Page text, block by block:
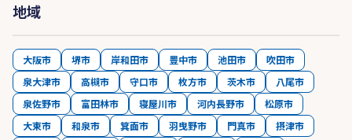
地域
大阪市 堺市 岸和田市 豊中市 池田市
吹田市
泉大津市
高槻市 守口市 枚方市 茨木市
八尾市
泉佐野市
富田林市 寝屋川市 河内長野市
松原市
大東市
和泉市 箕面市 羽曳野市 門真市
摂津市